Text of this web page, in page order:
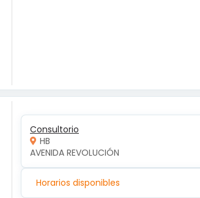
Consultorio
HB
AVENIDA REVOLUCIÓN
Horarios disponibles